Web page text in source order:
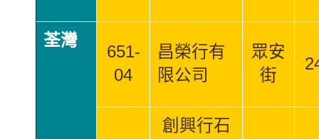
荃灣
651-
04
昌榮行有
限公司
眾安
街
創興行石